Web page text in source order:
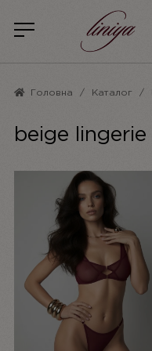
Головна Каталог
beige lingerie